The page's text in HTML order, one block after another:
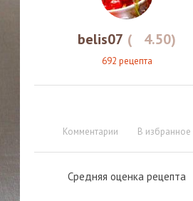
belis07 ( 4.50)
692 рецепта
Комментарии В избранное
Средняя оценка рецепта